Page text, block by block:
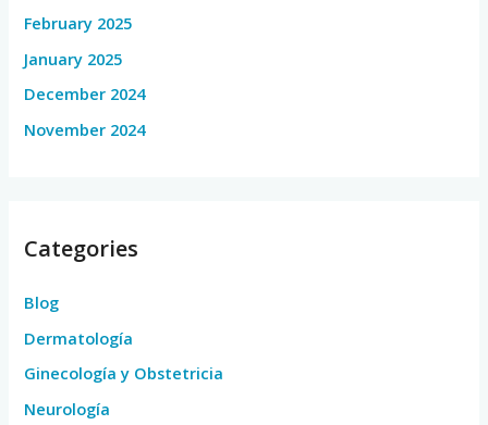
February 2025
January 2025
December 2024
November 2024
Categories
Blog
Dermatología
Ginecología y Obstetricia
Neurología